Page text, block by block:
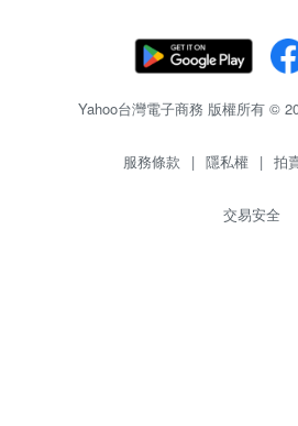
Yahoo台灣電子商務 版權所有 ©
服務條款 | 隱私權 | 拍
交易安全